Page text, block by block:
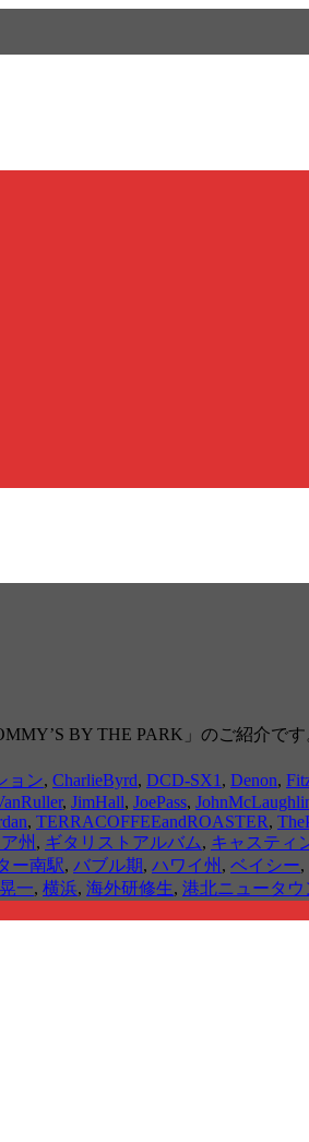
BY THE PARK」のご紹介で
ョン, CharlieByrd, DCD-SX1 , Denon,
, JimHall, JoePass,
, TERRACOFFEEandROASTER,
州 , ギタリストアルバム, キャスティ
ー南駅, バブル期, ハワイ州 , ベイシー,
一, 横浜, 海外研修生, 港北ニュータウ